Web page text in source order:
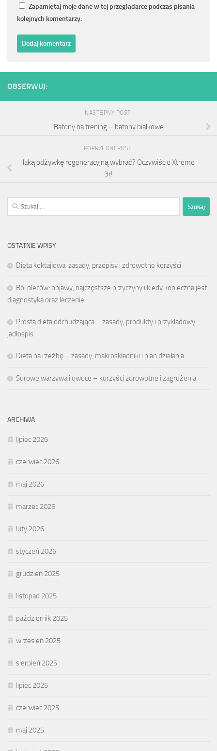
Zapamiętaj moje dane w tej przeglądarce podczas pisania
kolejnych komentarzy.
OBSERWUJ:
NASTĘPNY POST
Batony na trening – batony białkowe
POPRZEDNI POST
Jaką odżywkę regeneracyjną wybrać? Oczywiście Xtreme
3r!
Szukaj:
OSTATNIE WPISY
Dieta koktajlowa: zasady, przepisy i zdrowotne korzyści
Ból pleców: objawy, najczęstsze przyczyny i kiedy konieczna jest
diagnostyka oraz leczenie
Prosta dieta odchudzająca – zasady, produkty i przykładowy
jadłospis
Dieta na rzeźbę – zasady, makroskładniki i plan działania
Surowe warzywa i owoce – korzyści zdrowotne i zagrożenia
ARCHIWA
lipiec 2026
czerwiec 2026
maj 2026
marzec 2026
luty 2026
styczeń 2026
grudzień 2025
listopad 2025
październik 2025
wrzesień 2025
sierpień 2025
lipiec 2025
czerwiec 2025
maj 2025